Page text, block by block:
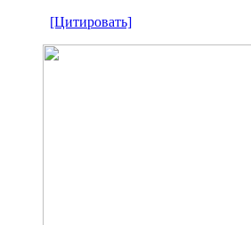
[Цитировать]